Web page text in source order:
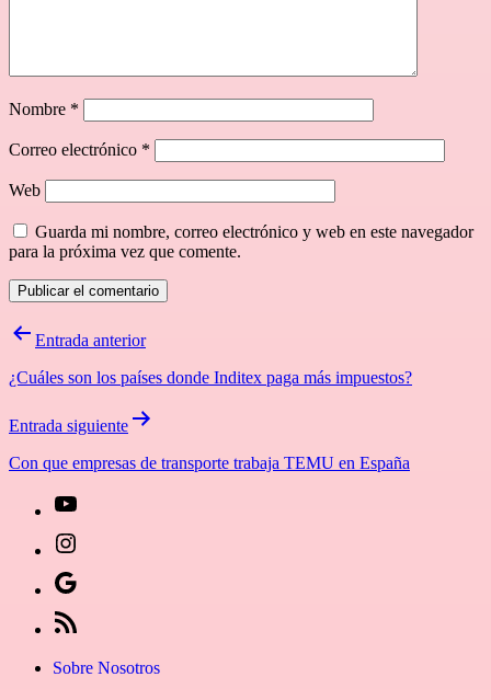
Nombre *
Correo electrónico *
Web
Guarda mi nombre, correo electrónico y web en este navegador
para la próxima vez que comente.
Navegación
entradas
Entrada anterior
¿Cuáles son los países donde Inditex paga más impuestos?
Entrada siguiente
Con que empresas de transporte trabaja TEMU en España
instagram»]
fa-
Google
icon
Sobre Nosotros